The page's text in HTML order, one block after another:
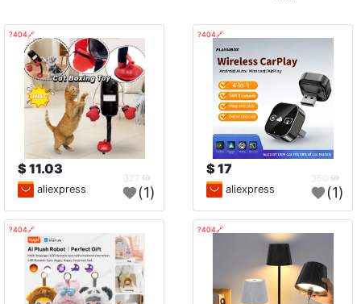
🔗404?
17 $
aliexpress (1)
🔗404?
11.03 $
aliexpress (1)
🔗404?
🔗404?